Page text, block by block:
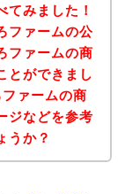
てみました！
ファームの公
ファームの商
とができまし
ァームの商
ジなどを参考
うか？